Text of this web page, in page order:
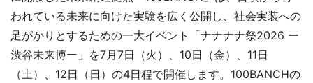
われている未来に向けた実験を広く公開し、社会実装への
足がかりとするための一大イベント「ナナナナ祭2026 ー
渋谷未来博ー」を7月7日（火）、10日（金）、11日
（土）、12日（日）の4日程で開催します。100BANCHの